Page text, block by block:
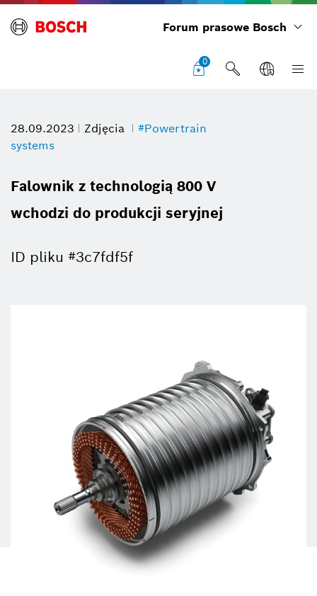
Forum prasowe Bosch
0
28.09.2023 Zdjęcia
#Powertrain
systems
Falownik z technologią 800 V
wchodzi do produkcji seryjnej
ID pliku #3c7fdf5f